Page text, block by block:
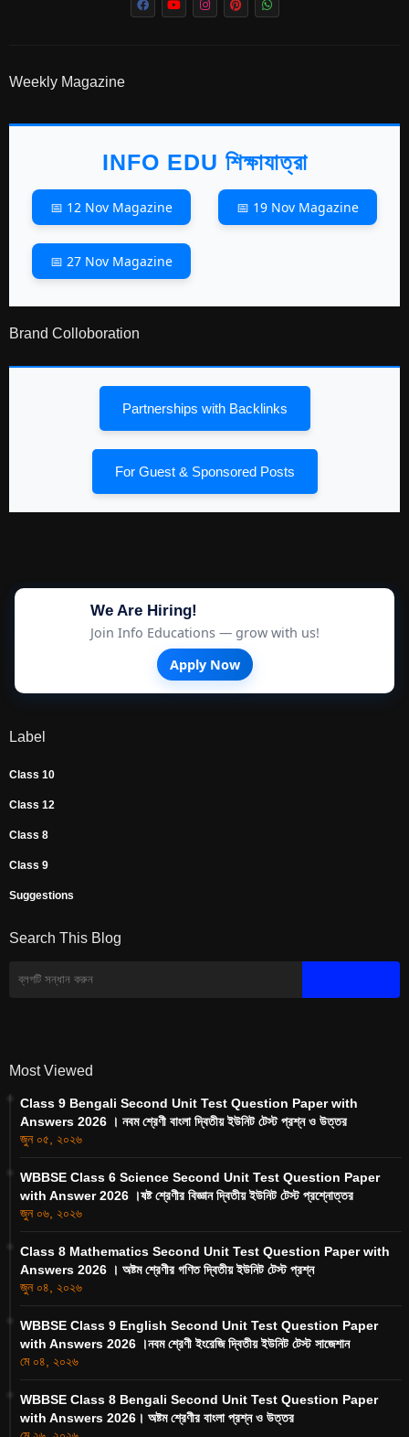
Weekly Magazine
INFO EDU শিক্ষাযাত্রা
📅 12 Nov Magazine 📅 19 Nov Magazine
📅 27 Nov Magazine
Brand Colloboration
Partnerships with Backlinks
For Guest & Sponsored Posts
We Are Hiring!
Join Info Educations — grow with us!
Apply Now
Label
Class 10
Class 12
Class 8
Class 9
Suggestions
Search This Blog
Most Viewed
Class 9 Bengali Second Unit Test Question Paper with
Answers 2026 । নবম শ্রেণী বাংলা দ্বিতীয় ইউনিট টেস্ট প্রশ্ন ও উত্তর
জুন ০৫, ২০২৬
WBBSE Class 6 Science Second Unit Test Question Paper
with Answer 2026 ।ষষ্ট শ্রেণীর বিজ্ঞান দ্বিতীয় ইউনিট টেস্ট প্রশ্নোত্তর
জুন ০৬, ২০২৬
Class 8 Mathematics Second Unit Test Question Paper with
Answers 2026 । অষ্টম শ্রেণীর গণিত দ্বিতীয় ইউনিট টেস্ট প্রশ্ন
জুন ০৪, ২০২৬
WBBSE Class 9 English Second Unit Test Question Paper
with Answers 2026 ।নবম শ্রেণী ইংরেজি দ্বিতীয় ইউনিট টেস্ট সাজেশান
মে ০৪, ২০২৬
WBBSE Class 8 Bengali Second Unit Test Question Paper
with Answers 2026। অষ্টম শ্রেণীর বাংলা প্রশ্ন ও উত্তর